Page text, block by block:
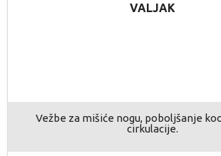
VALJAK
Vežbe za mišiće nogu, poboljšanje
cirkulacije.